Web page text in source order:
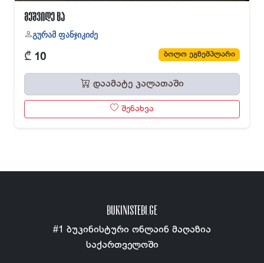
მეშვიდე ცა
გურამ ფანჯიკიძე
₾ 10 ბოლო ეგზემპლარი
დაამატე კალათაში
შენახვა
BUKINISTEBI.GE
#1 ბუკინისტური ონლაინ მაღაზია
საქართველოში